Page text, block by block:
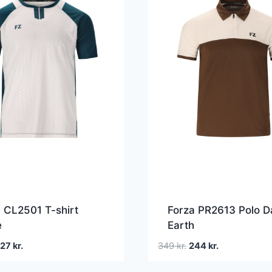
CL2501 T-shirt
kr.Den
Forza PR2613 Polo
Earth
349kr. Den
244 kr.Den